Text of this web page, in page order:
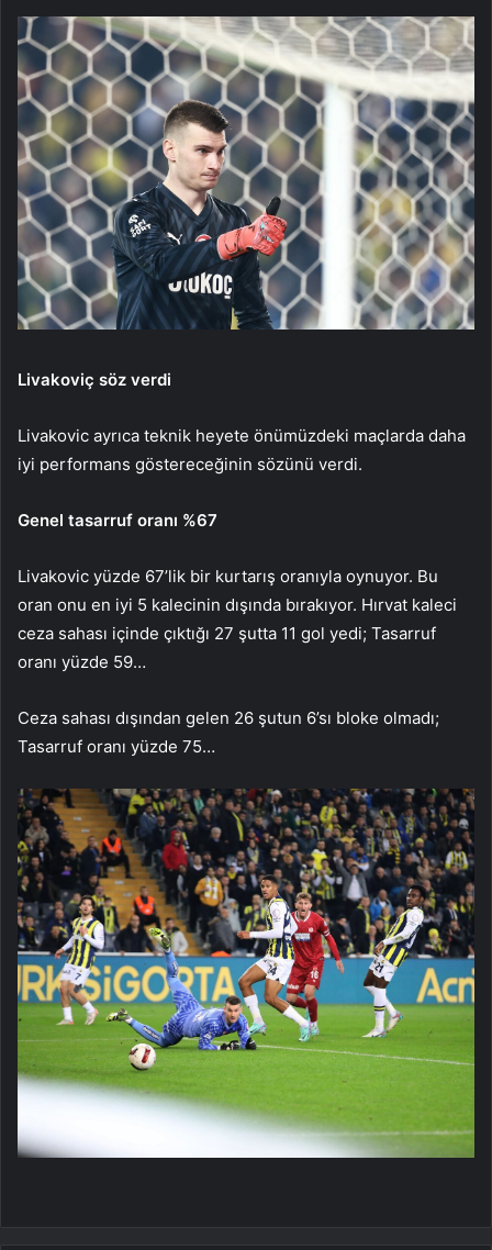
Livakoviç söz verdi
Livakovic ayrıca teknik heyete önümüzdeki maçlarda daha
iyi performans göstereceğinin sözünü verdi.
Genel tasarruf oranı %67
Livakovic yüzde 67’lik bir kurtarış oranıyla oynuyor. Bu
oran onu en iyi 5 kalecinin dışında bırakıyor. Hırvat kaleci
ceza sahası içinde çıktığı 27 şutta 11 gol yedi; Tasarruf
oranı yüzde 59…
Ceza sahası dışından gelen 26 şutun 6’sı bloke olmadı;
Tasarruf oranı yüzde 75…